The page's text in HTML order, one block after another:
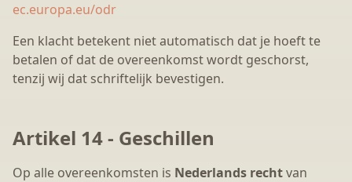
ec.europa.eu/odr
Een klacht betekent niet automatisch dat je hoeft te
betalen of dat de overeenkomst wordt geschorst,
tenzij wij dat schriftelijk bevestigen.
Artikel 14 - Geschillen
Op alle overeenkomsten is Nederlands rechtvan